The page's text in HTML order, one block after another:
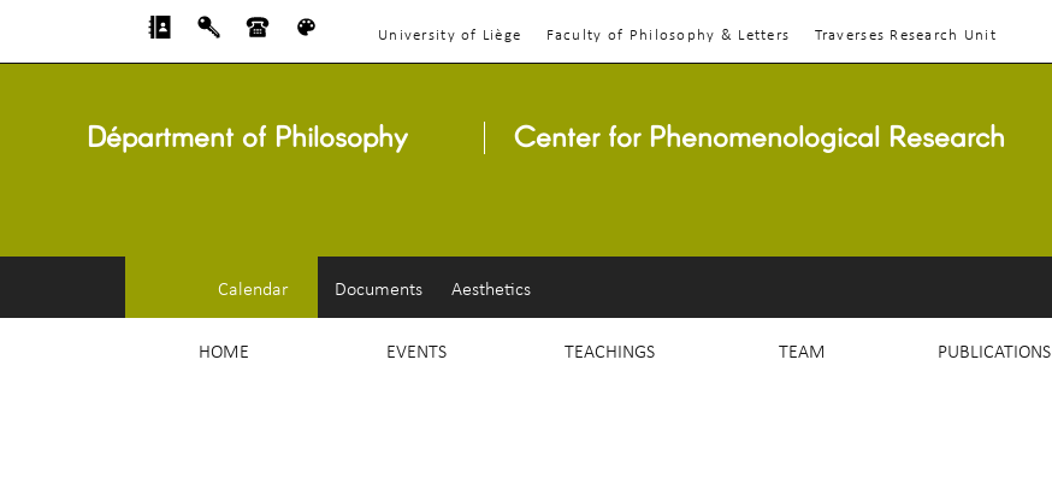
University of Liège Faculty of Philosophy & Letters Traverses Research Unit
Départment of Philosophy Center for Phenomenological Research
Calendar Documents Aesthetics
HOME EVENTS TEACHINGS TEAM PUBLICATIONS